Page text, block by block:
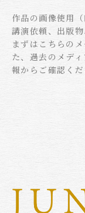
作品の画像使用
講演依頼、出版物
まずはこちらの
た、過去のメデ
報からご確認くだ